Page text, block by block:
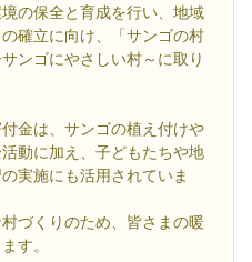
の保全と育成を行い、地域
確立に向け、「サンゴの村
ンゴにやさしい村～に取り
金は、サンゴの植え付けや
動に加え、子どもたちや地
実施にも活用されていま
づくりのため、皆さまの暖
す。